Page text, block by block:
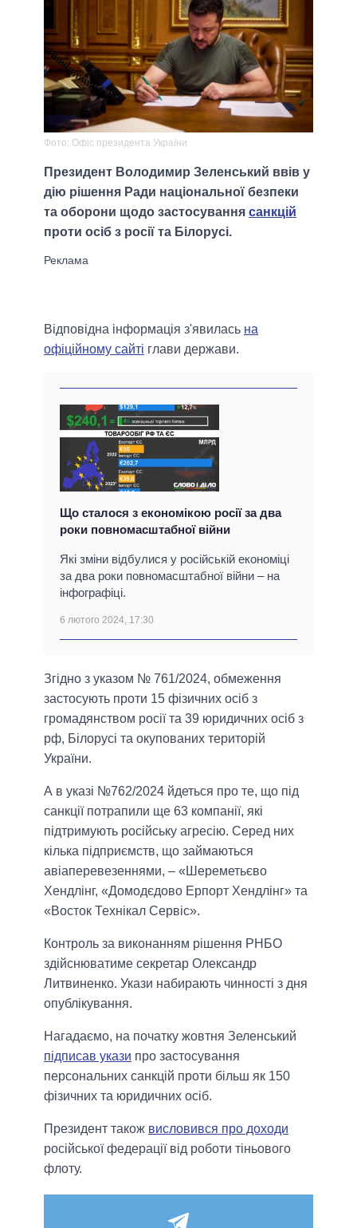
Фото: Офіс президента України
Президент Володимир Зеленський ввів у
дію рішення Ради національної безпеки
та оборони щодо застосування санкцій
проти осіб з росії та Білорусі.
Відповідна інформація з'явилась на
офіційному сайті глави держави.
Що сталося з економікою росії за два
роки повномасштабної війни
Які зміни відбулися у російській економіці
за два роки повномасштабної війни – на
інфографіці.
6 лютого 2024, 17:30
Згідно з указом № 761/2024, обмеження
застосують проти 15 фізичних осіб з
громадянством росії та 39 юридичних осіб з
рф, Білорусі та окупованих територій
України.
А в указі №762/2024 йдеться про те, що під
санкції потрапили ще 63 компанії, які
підтримують російську агресію. Серед них
кілька підприємств, що займаються
авіаперевезеннями, – «Шереметьєво
Хендлінг, «Домодєдово Ерпорт Хендлінг» та
«Восток Технікал Сервіс».
Контроль за виконанням рішення РНБО
здійснюватиме секретар Олександр
Литвиненко. Укази набирають чинності з дня
опублікування.
Нагадаємо, на початку жовтня Зеленський
підписав укази про застосування
персональних санкцій проти більш як 150
фізичних та юридичних осіб.
Президент також висловився про доходи
російської федерації від роботи тіньового
флоту.